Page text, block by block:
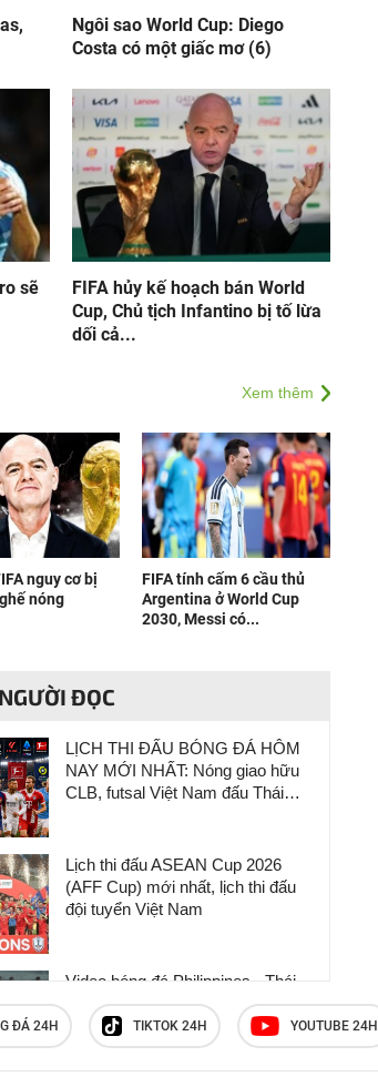
Ngôi sao World Cup: Diego
Costa có một giấc mơ (6)
sẽ
FIFA hủy kế hoạch bán World
Cup, Chủ tịch Infantino bị tố lừa
dối cả...
Xem thêm
nguy cơ bị
nóng
FIFA tính cấm 6 cầu thủ
Argentina ở World Cup
2030, Messi có...
ĐỌC
LỊCH THI ĐẤU BÓNG ĐÁ HÔM
NAY MỚI NHẤT: Nóng giao hữu
CLB, futsal Việt Nam đấu Thái
Lịch thi đấu ASEAN Cup 2026
(AFF Cup) mới nhất, lịch thi đấu
đội tuyển Việt Nam
Video bóng đá Philippines - Thái
Lan: Bước ngoặt không chiến,
tiến gần vé bán kết (AFF Cup)
ĐÁ 24H TIKTOK 24H YOUTUBE 24H